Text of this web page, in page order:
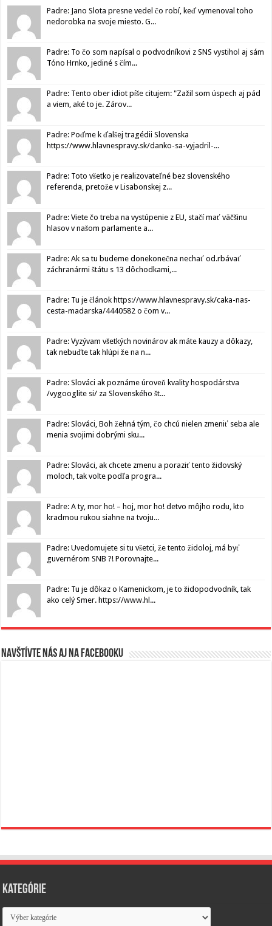
Padre: Jano Slota presne vedel čo robí, keď vymenoval toho
nedorobka na svoje miesto. G...
Padre: To čo som napísal o podvodníkovi z SNS vystihol aj sám
Tóno Hrnko, jediné s čím...
Padre: Tento ober idiot píše citujem: "Zažil som úspech aj pád
a viem, aké to je. Zárov...
Padre: Poďme k ďalšej tragédii Slovenska
https://www.hlavnespravy.sk/danko-sa-vyjadril-...
Padre: Toto všetko je realizovateľné bez slovenského
referenda, pretože v Lisabonskej z...
Padre: Viete čo treba na vystúpenie z EU, stačí mať väčšinu
hlasov v našom parlamente a...
Padre: Ak sa tu budeme donekonečna nechať od.rbávať
záchranármi štátu s 13 dôchodkami,...
Padre: Tu je článok https://www.hlavnespravy.sk/caka-nas-
cesta-madarska/4440582 o čom v...
Padre: Vyzývam všetkých novinárov ak máte kauzy a dôkazy,
tak nebuďte tak hlúpi že na n...
Padre: Slováci ak poznáme úroveň kvality hospodárstva
/vygooglite si/ za Slovenského št...
Padre: Slováci, Boh žehná tým, čo chcú nielen zmeniť seba ale
menia svojimi dobrými sku...
Padre: Slováci, ak chcete zmenu a poraziť tento židovský
moloch, tak volte podľa progra...
Padre: A ty, mor ho! – hoj, mor ho! detvo môjho rodu, kto
kradmou rukou siahne na tvoju...
Padre: Uvedomujete si tu všetci, že tento židoloj, má byť
guvernérom SNB ?! Porovnajte...
Padre: Tu je dôkaz o Kamenickom, je to židopodvodník, tak
ako celý Smer. https://www.hl...
Navštívte nás aj na Facebooku
Kategórie
Kategórie